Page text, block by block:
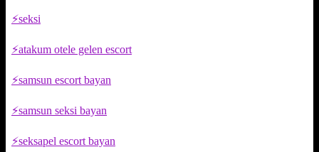
seksi
atakum otele gelen escort
samsun escort bayan
samsun seksi bayan
seksapel escort bayan